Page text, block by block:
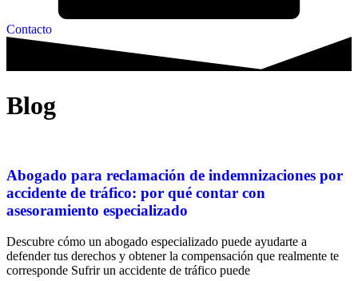
Contacto
Blog
Abogado para reclamación de indemnizaciones por
accidente de tráfico: por qué contar con
asesoramiento especializado
Descubre cómo un abogado especializado puede ayudarte a
defender tus derechos y obtener la compensación que realmente te
corresponde Sufrir un accidente de tráfico puede